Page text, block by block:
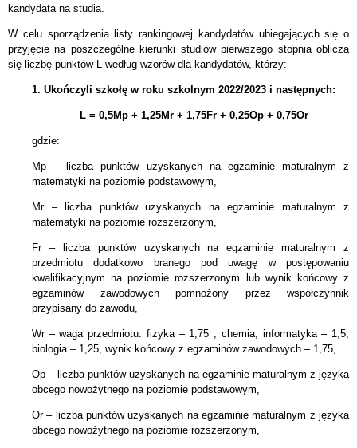
kandydata na studia.
W celu sporządzenia listy rankingowej kandydatów ubiegających się o
przyjęcie na poszczególne kierunki studiów pierwszego stopnia oblicza
się liczbę punktów L według wzorów dla kandydatów, którzy:
1. Ukończyli szkołę w roku szkolnym 2022/2023 i następnych:
L = 0,5Mp + 1,25Mr + 1,75Fr + 0,25Op + 0,75Or
gdzie:
Mp – liczba punktów uzyskanych na egzaminie maturalnym z
matematyki na poziomie podstawowym,
Mr – liczba punktów uzyskanych na egzaminie maturalnym z
matematyki na poziomie rozszerzonym,
Fr – liczba punktów uzyskanych na egzaminie maturalnym z
przedmiotu dodatkowo branego pod uwagę w postępowaniu
kwalifikacyjnym na poziomie rozszerzonym lub wynik końcowy z
egzaminów zawodowych pomnożony przez współczynnik
przypisany do zawodu,
Wr – waga przedmiotu: fizyka – 1,75 , chemia, informatyka – 1,5,
biologia – 1,25, wynik końcowy z egzaminów zawodowych – 1,75,
Op – liczba punktów uzyskanych na egzaminie maturalnym z języka
obcego nowożytnego na poziomie podstawowym,
Or – liczba punktów uzyskanych na egzaminie maturalnym z języka
obcego nowożytnego na poziomie rozszerzonym,